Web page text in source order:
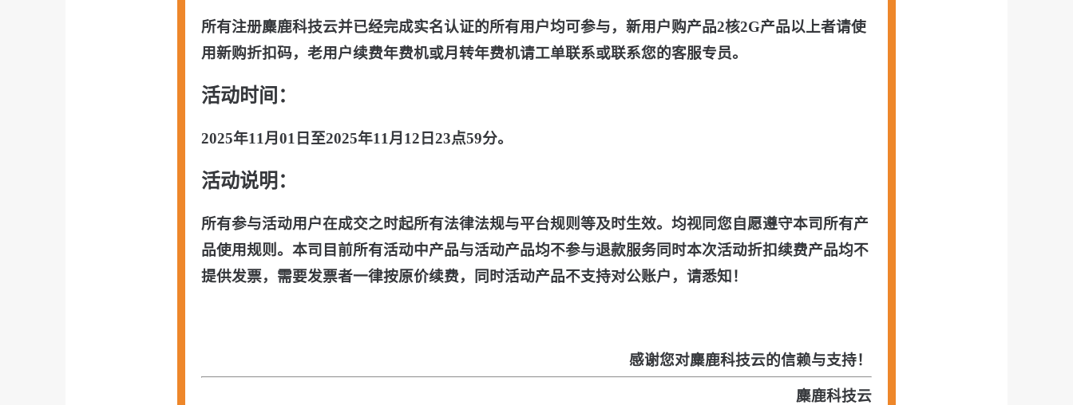
所有注册麋鹿科技云并已经完成实名认证的所有用户均可参与，新用户购产品2核2G产品以上者请使
用新购折扣码， 老用户续费年费机或月转年费机请工单联系或联系您的客服专员。
活动时间：
2025年11月01日至2025年11月12日23点59分。
活动说明：
所有参与活动用户在成交之时起所有法律法规与平台规则等及时生效。 均视同您自愿遵守本司所有产
品使用规则。本司目前所有活动中产品与活动产品均不参与退款服务同时本次活动折扣续费产品均不
提供发票，需要发票者一律按原价续费，同时活动产品不支持对公账户，请悉知！
感谢您对麋鹿科技云的信赖与支持！
麋鹿科技云